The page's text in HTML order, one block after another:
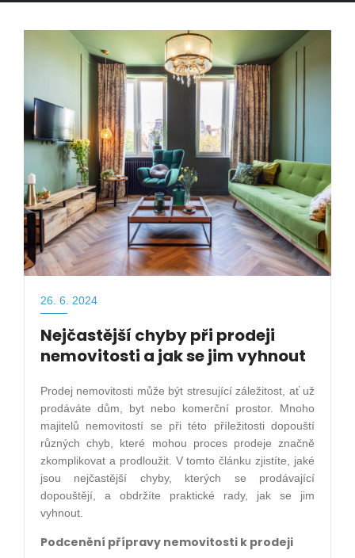
26. 6. 2024
Nejčastější chyby při prodeji
nemovitosti a jak se jim vyhnout
Prodej nemovitosti může být stresující záležitost, ať už
prodáváte dům, byt nebo komerční prostor. Mnoho
majitelů nemovitostí se při této příležitosti dopouští
různých chyb, které mohou proces prodeje značně
zkomplikovat a prodloužit. V tomto článku zjistíte, jaké
jsou nejčastější chyby, kterých se prodávající
dopouštějí, a obdržíte praktické rady, jak se jim
vyhnout.
Podcenění přípravy nemovitosti k prodeji